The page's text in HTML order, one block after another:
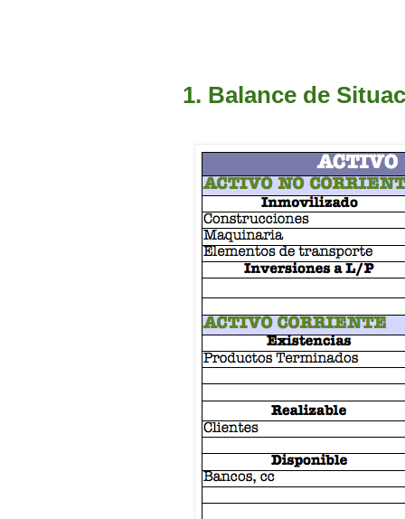
1. Balance de